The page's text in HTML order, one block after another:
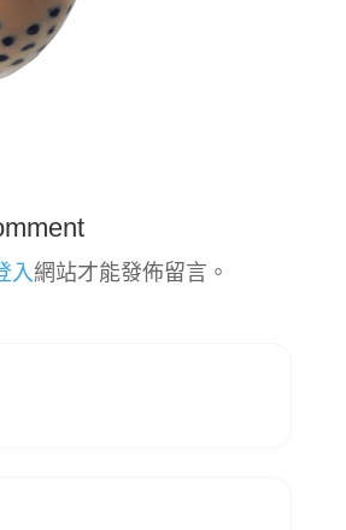
入 網站才能發佈留言。